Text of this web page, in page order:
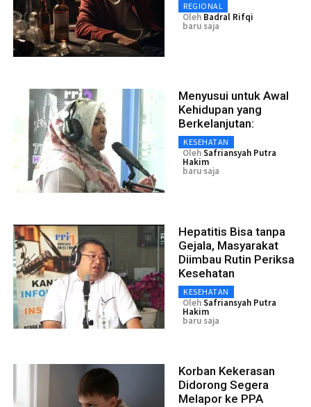
REGIONAL
Oleh Badral Rifqi
baru saja
Menyusui untuk Awal
Kehidupan yang
Berkelanjutan:
KESEHATAN
OlehSafriansyah Putra
Hakim
baru saja
Hepatitis Bisa tanpa
Gejala, Masyarakat
Diimbau Rutin Periksa
Kesehatan
KESEHATAN
OlehSafriansyah Putra
Hakim
baru saja
Korban Kekerasan
Didorong Segera
Melapor ke PPA